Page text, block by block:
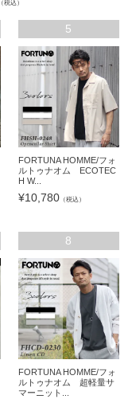
（税込）
5
FORTUNA HOMME/フォ
ルトゥナオム ECOTEC
H W...
¥10,780（税込）
8
FORTUNA HOMME/フォ
ルトゥナオム 超軽量サ
マーニット...